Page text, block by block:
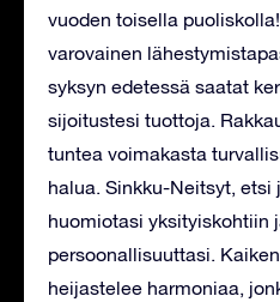
vuoden toisella
varovainen
syksyn edetessä saatat
sijoitustesi tuottoja.
tuntea voimakasta
halua. Sinkku-Neitsyt, etsi
huomiotasi yksityiskohtiin
persoonallisuuttasi.
heijastelee harmoniaa,